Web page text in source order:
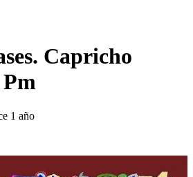
Capricho
1 año